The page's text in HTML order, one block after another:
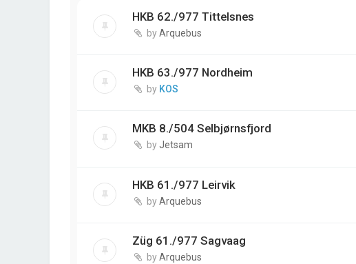
HKB 62./977 Tittelsnes
byArquebus
HKB 63./977 Nordheim
by KOS
MKB 8./504 Selbjørnsfjord
by Jetsam
HKB 61./977 Leirvik
byArquebus
Züg 61./977 Sagvaag
byArquebus